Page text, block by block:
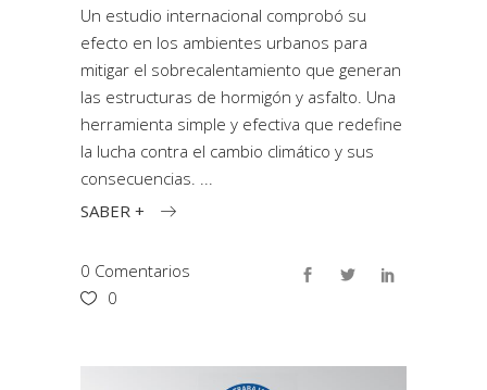
Un estudio internacional comprobó su
efecto en los ambientes urbanos para
mitigar el sobrecalentamiento que generan
las estructuras de hormigón y asfalto. Una
herramienta simple y efectiva que redefine
la lucha contra el cambio climático y sus
consecuencias.
SABER +
0 Comentarios
0